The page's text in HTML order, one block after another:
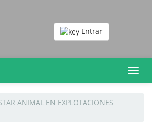
Entrar
ANIMAL EN EXPLOTACIONES